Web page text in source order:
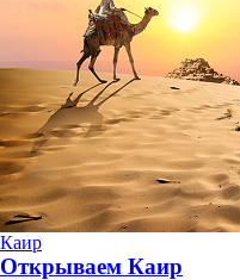
Каир
Открываем Каир